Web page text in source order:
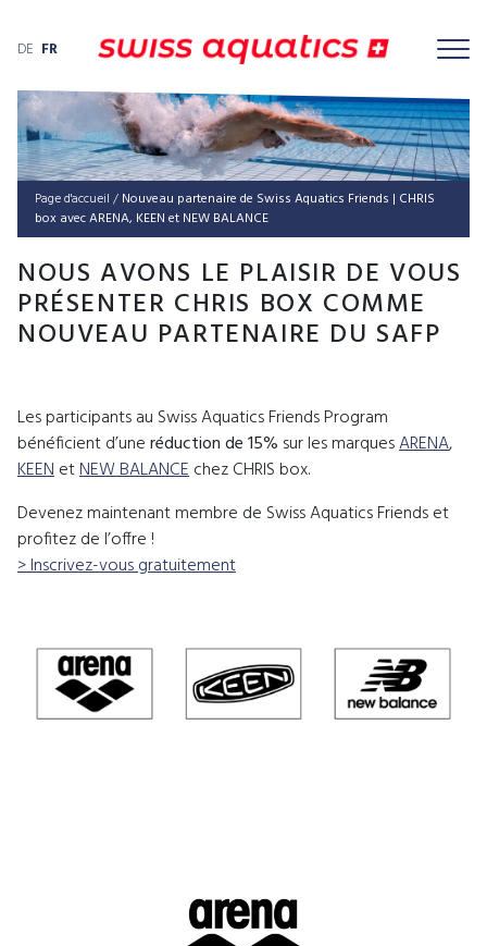
DE FR
Page d'accueil / Nou­veau par­ten­aire de Swiss Aqua­tics Fri­ends | CHRIS
box avec ARE­NA, KEEN et NEW BALANCE
NOUS AVONS LE PLAISIR DE VOUS
PRÉSENTER CHRIS BOX COMME
NOUVEAU PARTENAIRE DU SAFP
Les participants au Swiss Aquatics Friends Program
bénéficient d’uneréduction de 15% sur les marquesARENA,
KEENetNEW BALANCEchez CHRIS box.
Devenez maintenant membre de Swiss Aquatics Friends et
profitez de l’offre !
> Inscrivez-vous gratuitement